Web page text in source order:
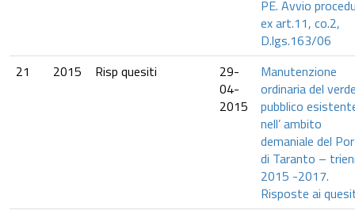
PE. Avvio
ex art.11, co.2,
D.lgs.163/06
21
2015 Risp quesiti
29-
04-
2015
Manutenzione
ordinaria del
pubblico
nell’ ambito
demaniale del
di Taranto –
2015 -2017.
Risposte ai